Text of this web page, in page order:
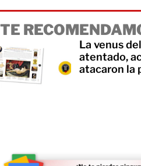
TE
La venus
atentado,
atacaron la